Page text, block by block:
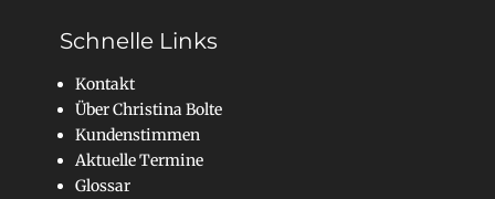
Schnelle Links
Kontakt
Über Christina Bolte
Kundenstimmen
Aktuelle Termine
Glossar